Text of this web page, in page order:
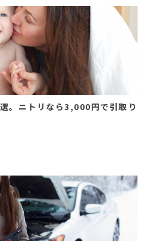
。ニトリなら3,000円で引取り